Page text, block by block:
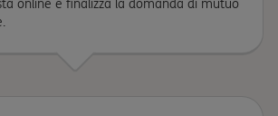
online e finalizza la domanda di mutuo